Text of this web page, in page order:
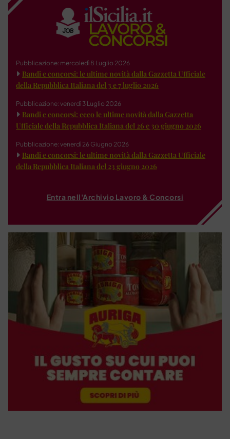
Pubblicazione: mercoledì 8 Luglio 2026
Bandi e concorsi: le ultime novità dalla Gazzetta Ufficiale
della Repubblica Italiana del 3 e 7 luglio 2026
Pubblicazione: venerdì 3 Luglio 2026
Bandi e concorsi: ecco le ultime novità dalla Gazzetta
Ufficiale della Repubblica Italiana del 26 e 30 giugno 2026
Pubblicazione: venerdì 26 Giugno 2026
Bandi e concorsi: le ultime novità dalla Gazzetta Ufficiale
della Repubblica Italiana del 23 giugno 2026
Entra nell'Archivio Lavoro & Concorsi